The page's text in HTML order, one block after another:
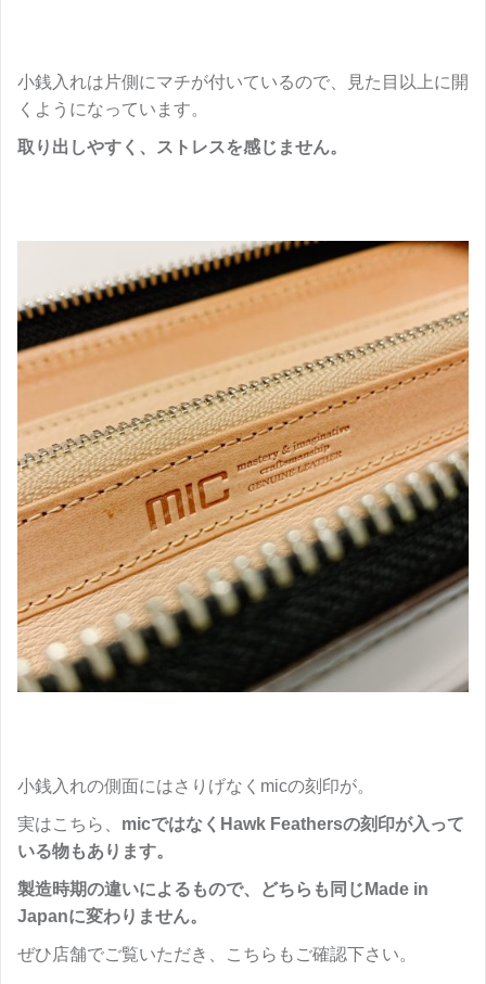
小銭入れは片側にマチが付いているので、見た目以上に開
くようになっています。
取り出しやすく、ストレスを感じません。
小銭入れの側面にはさりげなくmicの刻印が。
実はこちら、 micではなくHawk Feathersの刻印が入って
いる物もあります。
製造時期の違いによるもので、どちらも同じMade in
Japanに変わりません。
ぜひ店舗でご覧いただき、こちらもご確認下さい。